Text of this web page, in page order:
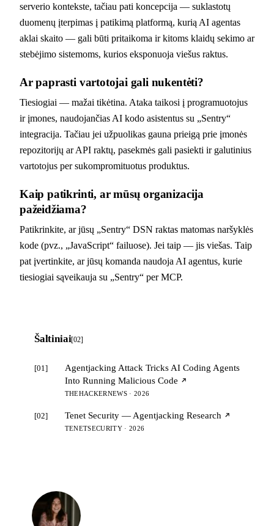
serverio kontekste, tačiau pati koncepcija — suklastotų
duomenų įterpimas į patikimą platformą, kurią AI agentas
aklai skaito — gali būti pritaikoma ir kitoms klaidų sekimo ar
stebėjimo sistemoms, kurios eksponuoja viešus raktus.
Ar paprasti vartotojai gali nukentėti?
Tiesiogiai — mažai tikėtina. Ataka taikosi į programuotojus
ir įmones, naudojančias AI kodo asistentus su „Sentry“
integracija. Tačiau jei užpuolikas gauna prieigą prie įmonės
repozitorijų ar API raktų, pasekmės gali pasiekti ir galutinius
vartotojus per sukompromituotus produktus.
Kaip patikrinti, ar mūsų organizacija
pažeidžiama?
Patikrinkite, ar jūsų „Sentry“ DSN raktas matomas naršyklės
kode (pvz., „JavaScript“ failuose). Jei taip — jis viešas. Taip
pat įvertinkite, ar jūsų komanda naudoja AI agentus, kurie
tiesiogiai sąveikauja su „Sentry“ per MCP.
Šaltiniai[02]
[01]
Agentjacking Attack Tricks AI Coding Agents
Into Running Malicious Code
THEHACKERNEWS · 2026
[02] Tenet Security — Agentjacking Research
TENETSECURITY · 2026